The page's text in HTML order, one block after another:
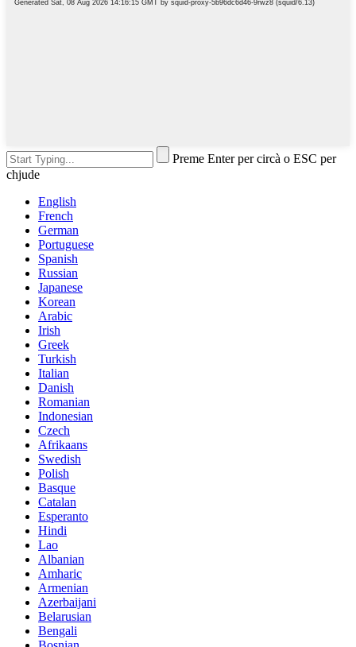
Preme Enter per circà o ESC per
chjude
English
French
German
Portuguese
Spanish
Russian
Japanese
Korean
Arabic
Irish
Greek
Turkish
Italian
Danish
Romanian
Indonesian
Czech
Afrikaans
Swedish
Polish
Basque
Catalan
Esperanto
Hindi
Lao
Albanian
Amharic
Armenian
Azerbaijani
Belarusian
Bengali